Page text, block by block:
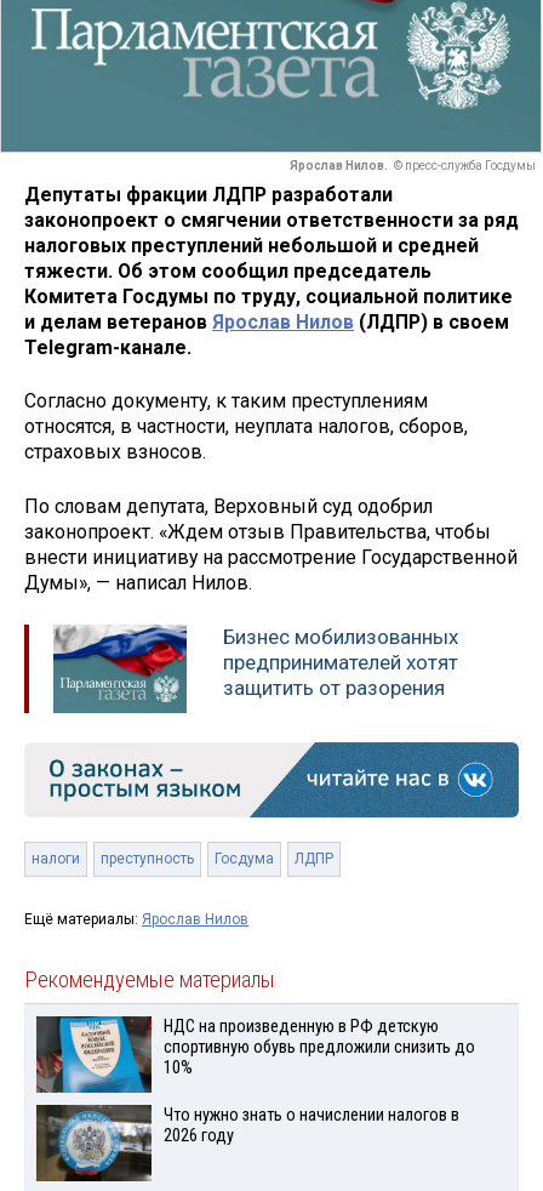
Ярослав Нилов. © пресс-служба Госдумы
Депутаты фракции ЛДПР разработали
законопроект о смягчении ответственности за ряд
налоговых преступлений небольшой и средней
тяжести. Об этом сообщил председатель
Комитета Госдумы по труду, социальной политике
и делам ветеранов Ярослав Нилов (ЛДПР) в своем
Telegram-канале.
Согласно документу, к таким преступлениям
относятся, в частности, неуплата налогов, сборов,
страховых взносов.
По словам депутата, Верховный суд одобрил
законопроект. «Ждем отзыв Правительства, чтобы
внести инициативу на рассмотрение Государственной
Думы», — написал Нилов.
Бизнес мобилизованных
предпринимателей хотят
защитить от разорения
налоги преступность Госдума ЛДПР
Ещё материалы: Ярослав Нилов
Рекомендуемые материалы
НДС на произведенную в РФ детскую
спортивную обувь предложили снизить до
10%
Что нужно знать о начислении налогов в
2026 году